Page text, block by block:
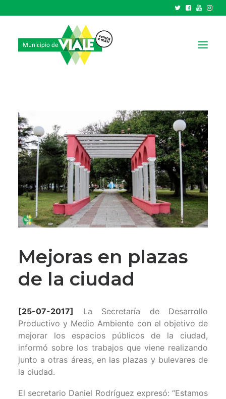
GOBIERNO
HCD
TRÁMITES Y SERVICIOS
CIUDAD
PARQUE INDUSTRIAL
RECAUDACIONES
Mejoras en plazas
de la ciudad
[25-07-2017]
La Secretaría de Desarrollo
Productivo y Medio Ambiente con el objetivo de
mejorar los espacios públicos de la ciudad,
informó sobre los trabajos que viene realizando
junto a otras áreas, en las plazas y bulevares de
la ciudad.
El secretario Daniel Rodríguez expresó: “Estamos